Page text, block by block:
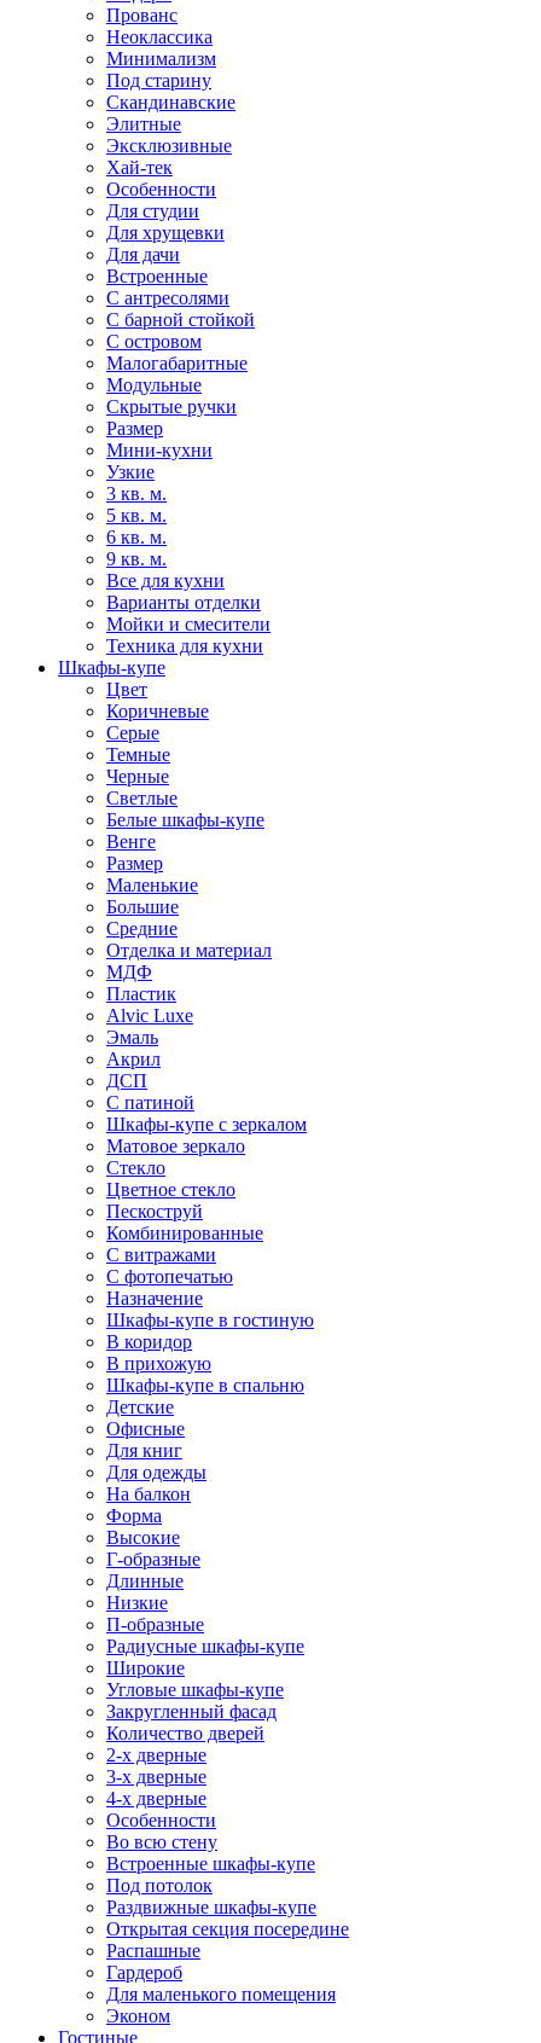
Прованс
Неоклассика
Минимализм
Под старину
Скандинавские
Элитные
Эксклюзивные
Хай-тек
Особенности
Для студии
Для хрущевки
Для дачи
Встроенные
С антресолями
С барной стойкой
С островом
Малогабаритные
Модульные
Скрытые ручки
Размер
Мини-кухни
Узкие
3 кв. м.
5 кв. м.
6 кв. м.
9 кв. м.
Все для кухни
Варианты отделки
Мойки и смесители
Техника для кухни
Шкафы-купе
Цвет
Коричневые
Серые
Темные
Черные
Светлые
Белые шкафы-купе
Венге
Размер
Маленькие
Большие
Средние
Отделка и материал
МДФ
Пластик
Alvic Luxe
Эмаль
Акрил
ДСП
С патиной
Шкафы-купе с зеркалом
Матовое зеркало
Стекло
Цветное стекло
Пескоструй
Комбинированные
С витражами
С фотопечатью
Назначение
Шкафы-купе в гостиную
В коридор
В прихожую
Шкафы-купе в спальню
Детские
Офисные
Для книг
Для одежды
На балкон
Форма
Высокие
Г-образные
Длинные
Низкие
П-образные
Радиусные шкафы-купе
Широкие
Угловые шкафы-купе
Закругленный фасад
Количество дверей
2-х дверные
3-х дверные
4-х дверные
Особенности
Во всю стену
Встроенные шкафы-купе
Под потолок
Раздвижные шкафы-купе
Открытая секция посередине
Распашные
Гардероб
Для маленького помещения
Эконом
Гостиные